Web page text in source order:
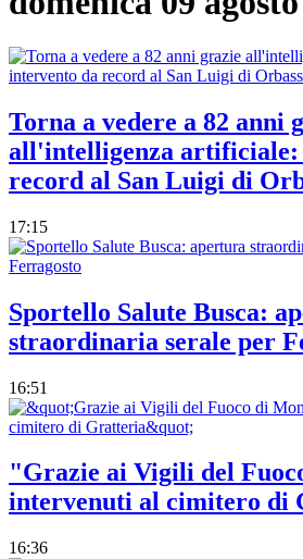
Torna a vedere a 82 anni
all'intelligenza artificiale:
record al San Luigi di
17:15
Sportello Salute Busca:
straordinaria serale per
16:51
"Grazie ai Vigili del
intervenuti al cimitero di
16:36